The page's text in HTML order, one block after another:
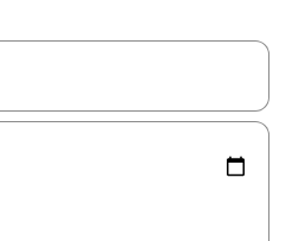
გახდება, ნავიგაციისთვის